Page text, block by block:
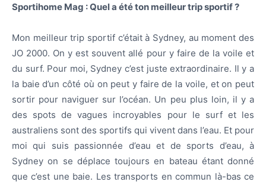
Sportihome Mag : Quel a été ton meilleur trip sportif ?
Mon meilleur trip sportif c’était à Sydney, au moment des
JO 2000. On y est souvent allé pour y faire de la voile et
du surf. Pour moi, Sydney c’est juste extraordinaire. Il y a
la baie d’un côté où on peut y faire de la voile, et on peut
sortir pour naviguer sur l’océan. Un peu plus loin, il y a
des spots de vagues incroyables pour le surf et les
australiens sont des sportifs qui vivent dans l’eau. Et pour
moi qui suis passionnée d’eau et de sports d’eau, à
Sydney on se déplace toujours en bateau étant donné
que c’est une baie. Les transports en commun là-bas ce